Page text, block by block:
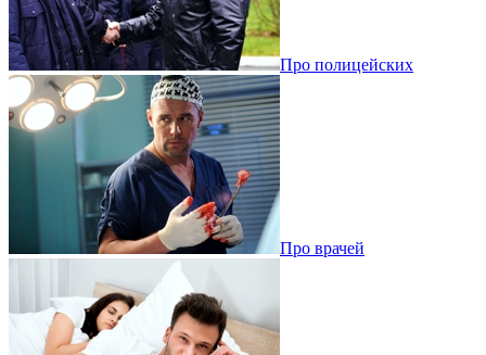
Про полицейских
Про врачей